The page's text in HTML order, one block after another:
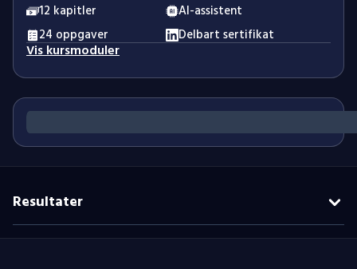
12 kapitler
AI-assistent
24 oppgaver
Delbart sertifikat
Vis kursmoduler
Resultater